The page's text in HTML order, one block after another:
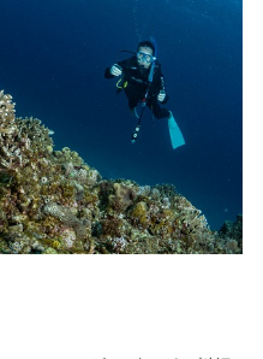
る器材やスーツのレンタ
申し出ください。
ーケリングやスキンダイビ
生する可能性がありま
船上からエントリーやエ